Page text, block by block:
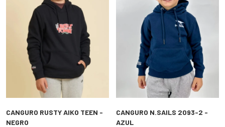
CANGURO RUSTY AIKO TEEN -
NEGRO
CANGURO N.SAILS 2093-2 -
AZUL